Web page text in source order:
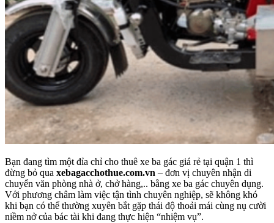
Bạn đang tìm một đỉa chỉ cho thuê xe ba gác giá rẻ tại quận 1 thì
đừng bỏ qua xebagacchothue.com.vn – đơn vị chuyên nhận di
chuyển văn phòng nhà ở, chở hàng,.. bằng xe ba gác chuyên dụng.
Với phương châm làm việc tận tình chuyên nghiệp, sẽ không khó
khi bạn có thể thường xuyên bắt gặp thái độ thoải mái cùng nụ cười
niềm nở của bác tài khi đang thực hiện “nhiệm vụ”.